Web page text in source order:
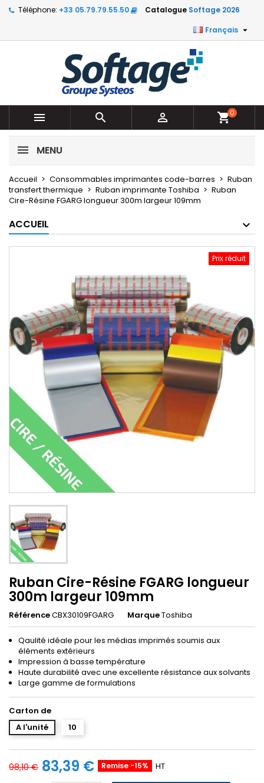
Téléphone: +33 05.79.79.55.50 Catalogue Softage 2026
Français 
   shopping_cart0
MENU
Accueil Consommables imprimantes code-barres
Ruban
transfert thermique
Ruban imprimante Toshiba
Ruban
Cire-Résine FGARG longueur 300m largeur 109mm
ACCUEIL
Prix réduit
Ruban Cire-Résine FGARG longueur
300m largeur 109mm
RéférenceCBX30109FGARG MarqueToshiba
Qaulité idéale pour les médias imprimés soumis aux
éléments extérieurs
Impression à basse température
Haute durabilité avec une excellente résistance aux solvants
Large gamme de formulations
Carton de
A l'unité
10
98,10 € 83,39 € Remise -15% HT